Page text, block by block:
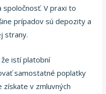
spoločnosť. V praxi to
prípadov sú depozity a
strany.
že istí platobní
samostatné poplatky
získate v zmluvných